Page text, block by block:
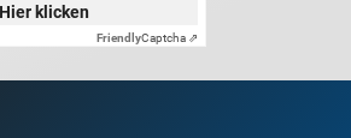
Hier klicken
FriendlyCaptcha ⇗